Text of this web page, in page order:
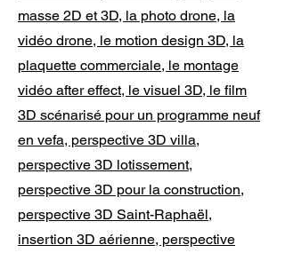
masse 2D et 3D, la photo drone, la
vidéo drone, le motion design 3D, la
plaquette commerciale, le montage
vidéo after effect, le visuel 3D, le film
3D scénarisé pour un programme neuf
en vefa, perspective 3D villa,
perspective 3D lotissement,
perspective 3D pour la construction,
perspective 3D Saint-Raphaël,
insertion 3D aérienne, perspective